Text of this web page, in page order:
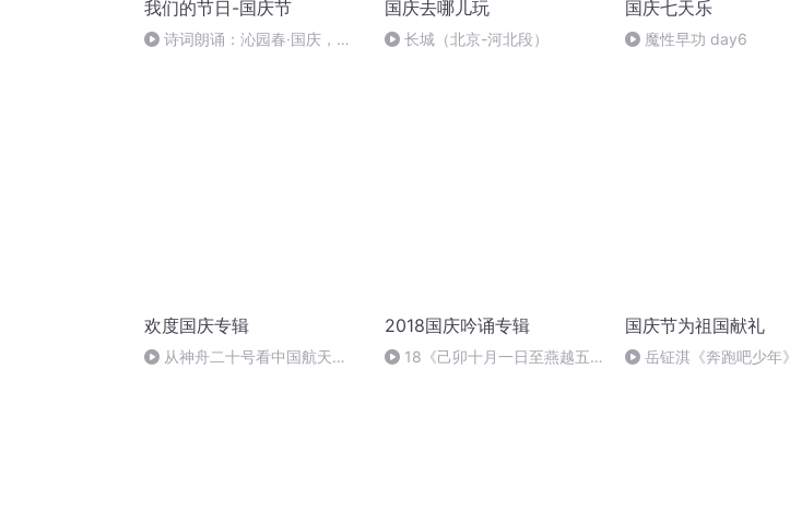
我们的节日-国庆节
诗词朗诵：沁园春·国庆，朗
国庆去哪儿玩
长城（北京-河北段）
国庆七天乐
魔性早功 day6
欢度国庆专辑
从神舟二十号看中国航天
2018国庆吟诵专辑
18《己卯十月一日至燕越五
国庆节为祖国献礼
岳钲淇《奔跑吧少年》